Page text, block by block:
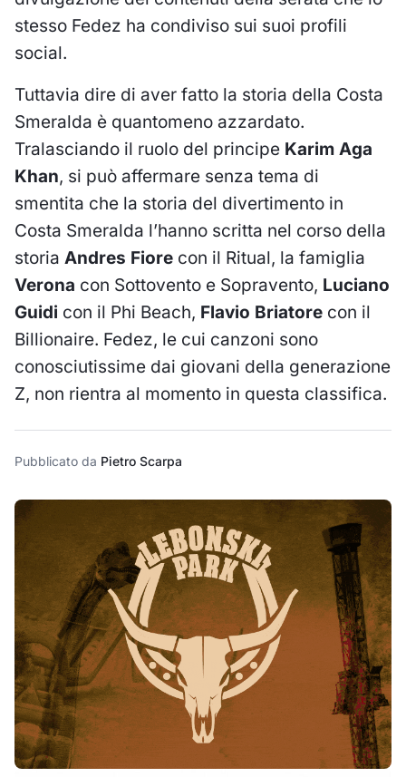
stesso Fedez ha condiviso sui suoi profili
social.
Tuttavia dire di aver fatto la storia della Costa
Smeralda è quantomeno azzardato.
Tralasciando il ruolo del principe Karim Aga
Khan, si può affermare senza tema di
smentita che la storia del divertimento in
Costa Smeralda l’hanno scritta nel corso della
storia Andres Fiore con il Ritual, la famiglia
Verona con Sottovento e Sopravento, Luciano
Guidi con il Phi Beach, Flavio Briatore con il
Billionaire. Fedez, le cui canzoni sono
conosciutissime dai giovani della generazione
Z, non rientra al momento in questa classifica.
Pubblicato da Pietro Scarpa